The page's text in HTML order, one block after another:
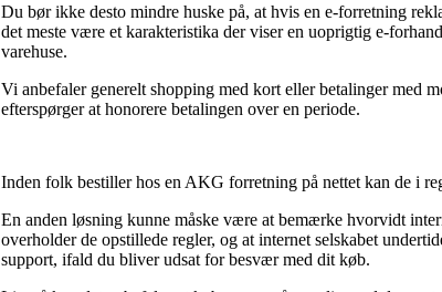
Du bør ikke desto mindre huske på, at hvis en e-forretning
det meste være et karakteristika der viser en uoprigtig e-
varehuse.
Vi anbefaler generelt shopping med kort eller betalinger med
efterspørger at honorere betalingen over en periode.
Inden folk bestiller hos en AKG forretning på nettet kan de i
En anden løsning kunne måske være at bemærke hvorvidt
overholder de opstillede regler, og at internet selskabet
support, ifald du bliver udsat for besvær med dit køb.